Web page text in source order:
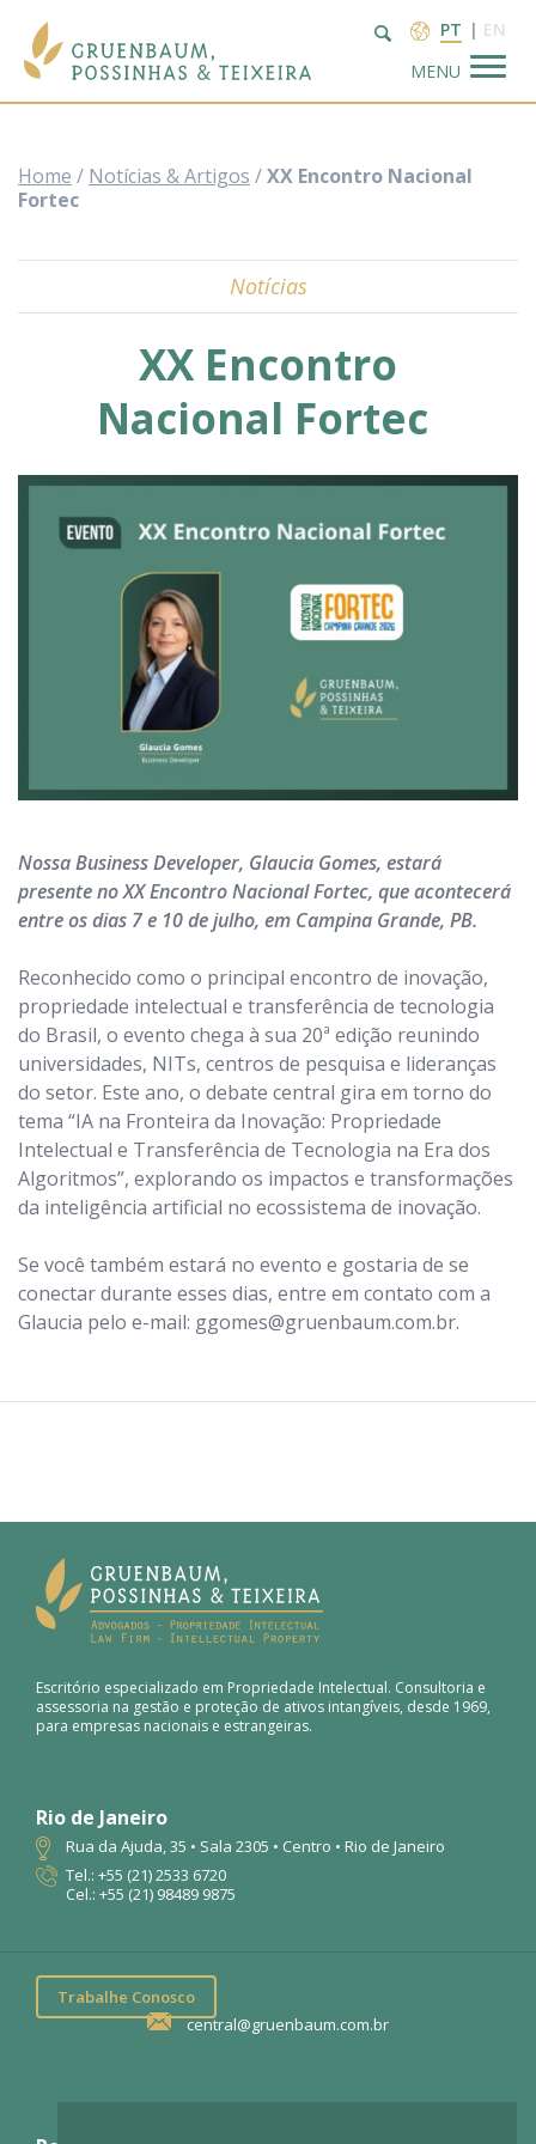
PT
EN
MENU
Escritório
Áreas deAtuação
Profissionais
Notícias & Artigos
Contato
FAQ
Home / Notícias & Artigos /XX Encontro Nacional
Fortec
Notícias
XX Encontro
Nacional Fortec
Nossa Business Developer, Glaucia Gomes, estará
presente no XX Encontro Nacional Fortec, que acontecerá
entre os dias 7 e 10 de julho, em Campina Grande, PB.
Reconhecido como o principal encontro de inovação,
propriedade intelectual e transferência de tecnologia
do Brasil, o evento chega à sua 20ª edição reunindo
universidades, NITs, centros de pesquisa e lideranças
do setor. Este ano, o debate central gira em torno do
tema “IA na Fronteira da Inovação: Propriedade
Intelectual e Transferência de Tecnologia na Era dos
Algoritmos”, explorando os impactos e transformações
da inteligência artificial no ecossistema de inovação.
Se você também estará no evento e gostaria de se
conectar durante esses dias, entre em contato com a
Glaucia pelo e-mail: ggomes@gruenbaum.com.br.
Escritório especializado em Propriedade Intelectual. Consultoria e
assessoria na gestão e proteção de ativos intangíveis, desde 1969,
para empresas nacionais e estrangeiras.
Rio de Janeiro
Rua da Ajuda, 35 • Sala 2305 • Centro • Rio de Janeiro
Tel.: +55 (21) 2533 6720
Cel.: +55 (21) 98489 9875
central@gruenbaum.com.br
Trabalhe Conosco